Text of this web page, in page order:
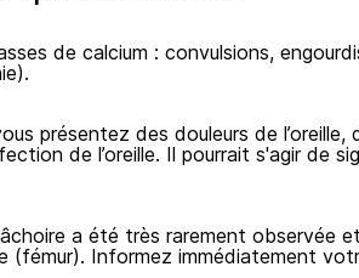
de calcium : convulsions,
présentez des douleurs de l’oreille,
de l’oreille. Il pourrait s'agir de
a été très rarement observée
(fémur). Informez immédiatement